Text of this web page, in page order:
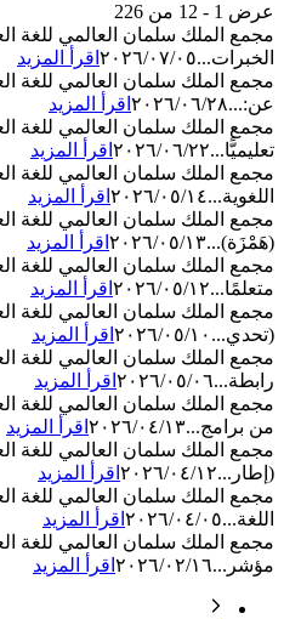
عرض 1 - 12 من 226
مجمع الملك سلمان العالمي للغة
الخبرات...٢٠٢٦/٠٧/٠٥ اقرأ المزيد
مجمع الملك سلمان العالمي للغة
عن:...٢٠٢٦/٠٦/٢٨ اقرأ المزيد
مجمع الملك سلمان العالمي للغة
تعليميًّا...٢٠٢٦/٠٦/٢٢ اقرأ المزيد
مجمع الملك سلمان العالمي للغة
اللغوية...٢٠٢٦/٠٥/١٤ اقرأ المزيد
مجمع الملك سلمان العالمي للغة
(هَمْزَة)...٢٠٢٦/٠٥/١٣ اقرأ المزيد
متعلمًا...٢٠٢٦/٠٥/١٢ اقرأ المزيد
مجمع الملك سلمان العالمي للغة
(تحدي... ٢٠٢٦/٠٥/١٠ اقرأ المزيد
مجمع الملك سلمان العالمي للغة
رابطة...٢٠٢٦/٠٥/٠٦ اقرأ المزيد
مجمع الملك سلمان العالمي للغة
من برامج...٢٠٢٦/٠٤/١٣ اقرأ المزيد
مجمع الملك سلمان العالمي للغة
(إطار...٢٠٢٦/٠٤/١٢ اقرأ المزيد
مجمع الملك سلمان العالمي للغة
اللغة...٢٠٢٦/٠٤/٠٥ اقرأ المزيد
مجمع الملك سلمان العالمي للغة
مؤشر...٢٠٢٦/٠٢/١٦ اقرأ المزيد